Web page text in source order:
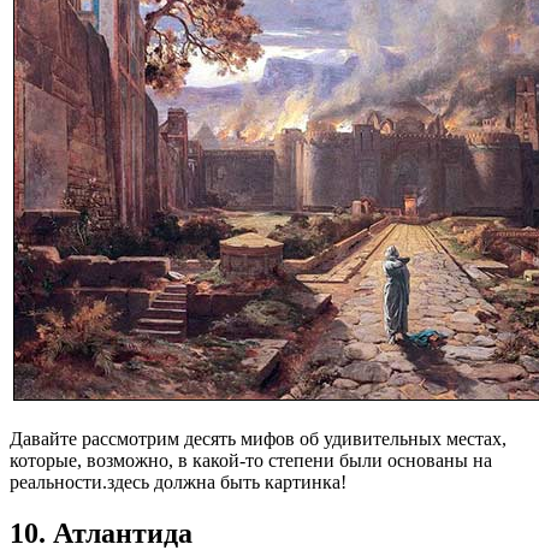
Давайте рассмотрим десять мифов об удивительных местах,
которые, возможно, в какой-то степени были основаны на
реальности.здесь должна быть картинка!
10. Атлантида